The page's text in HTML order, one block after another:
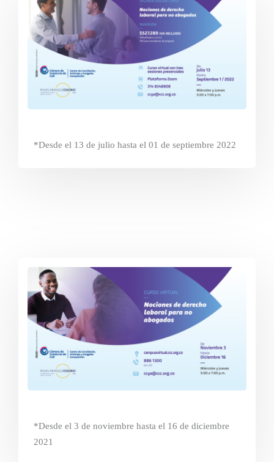
*Desde el 13 de julio hasta el 01 de septiembre 2022
*Desde el 3 de noviembre hasta el 16 de diciembre
2021